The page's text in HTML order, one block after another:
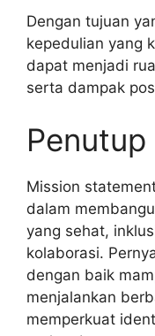
Dengan tujuan
kepedulian yang
dapat menjadi
serta dampak
Penutup
Mission
dalam
yang sehat,
kolaborasi.
dengan baik
menjalankan
memperkuat